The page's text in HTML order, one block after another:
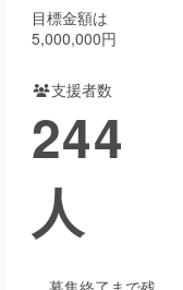
コミュニティ
目標金額は
5,000,000円
支援者数
244
人